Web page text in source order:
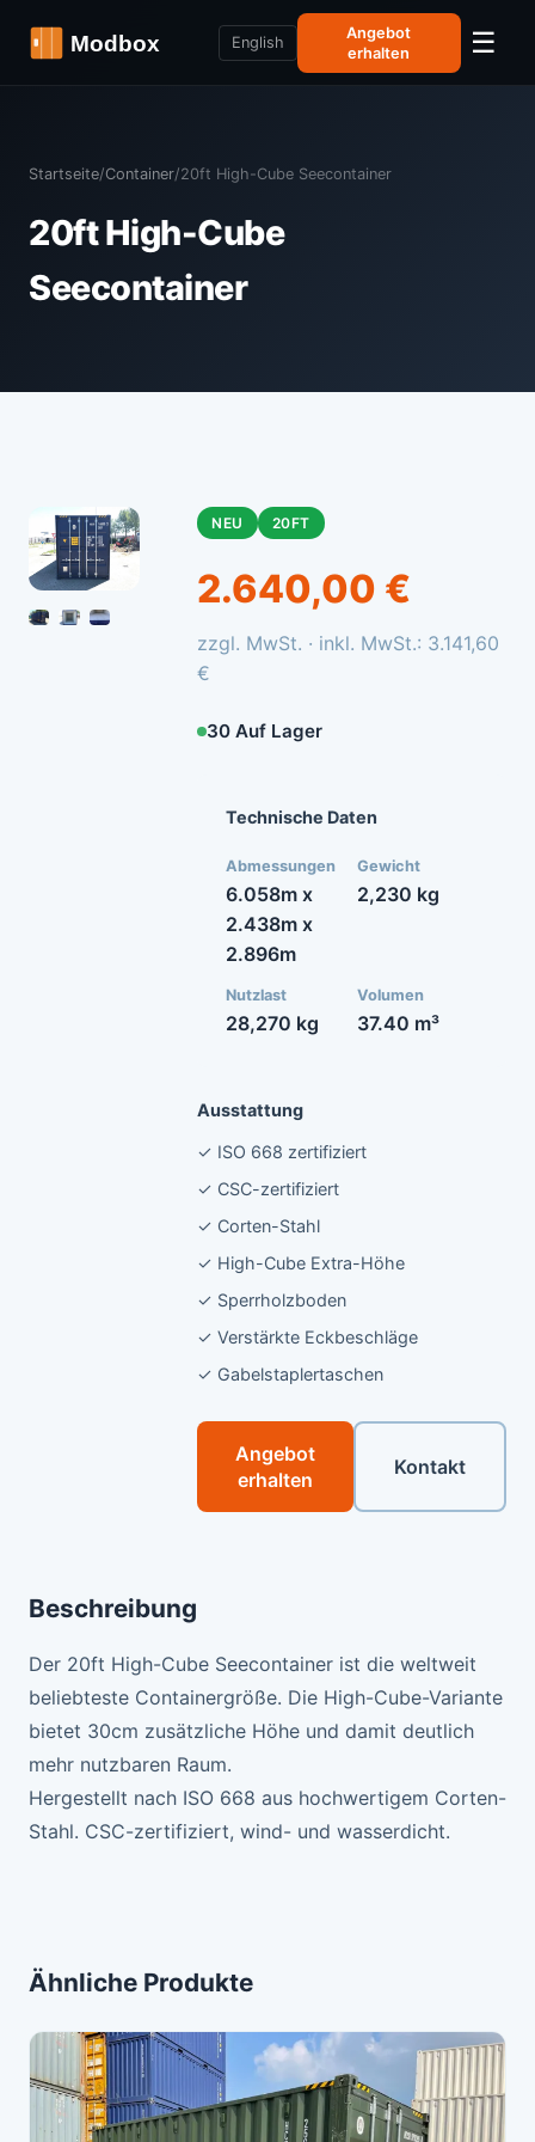
English
Angebot
erhalten
☰
Startseite/Container/20ft High-Cube Seecontainer
20ft High-Cube
Seecontainer
NEU 20FT
2.640,00 €
zzgl. MwSt. · inkl. MwSt.: 3.141,60
€
30 Auf Lager
Technische Daten
Abmessungen
6.058m x
2.438m x
2.896m
Gewicht
2,230 kg
Nutzlast
28,270 kg
Volumen
37.40 m³
Ausstattung
✓ ISO 668 zertifiziert
✓ CSC-zertifiziert
✓ Corten-Stahl
✓ High-Cube Extra-Höhe
✓ Sperrholzboden
✓ Verstärkte Eckbeschläge
✓ Gabelstaplertaschen
Angebot
erhalten
Kontakt
Beschreibung
Der 20ft High-Cube Seecontainer ist die weltweit
beliebteste Containergröße. Die High-Cube-Variante
bietet 30cm zusätzliche Höhe und damit deutlich
mehr nutzbaren Raum.
Hergestellt nach ISO 668 aus hochwertigem Corten-
Stahl. CSC-zertifiziert, wind- und wasserdicht.
Ähnliche Produkte